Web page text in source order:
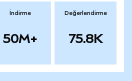
İndirme
50M+
Değerlendirme
75.8K